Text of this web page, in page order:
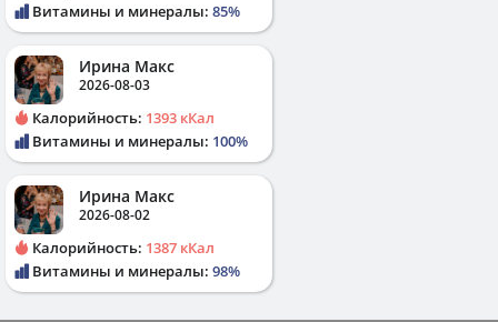
Витамины и минералы: 85%
Ирина Макс
2026-08-03
Калорийность: 1393 кКал
Витамины и минералы: 100%
Ирина Макс
2026-08-02
Калорийность: 1387 кКал
Витамины и минералы: 98%